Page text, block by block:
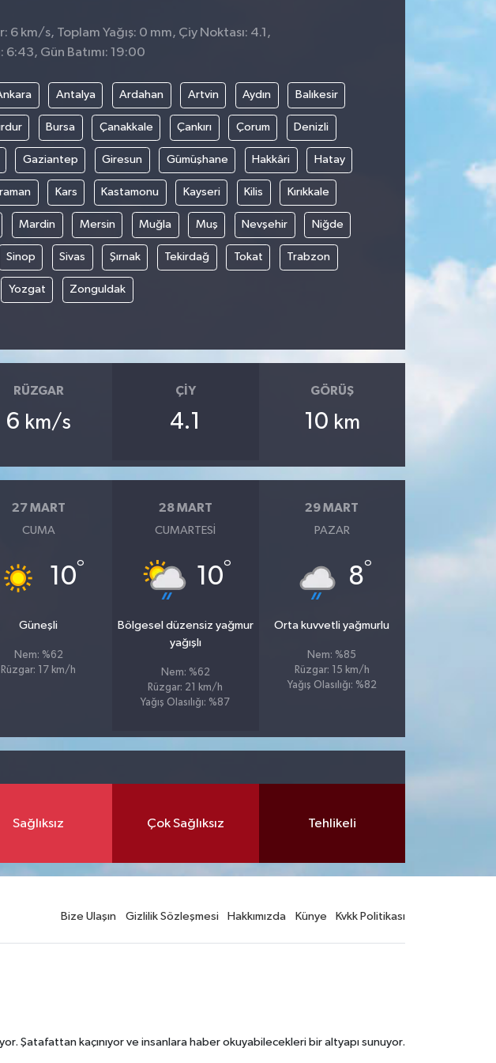
6 km/s, Toplam Yağış: 0 mm, Çiy Noktası: 4.1,
Gün Batımı: 19:00
Antalya Ardahan Artvin Aydın Balıkesir
Bursa Çanakkale Çankırı Çorum Denizli
Gaziantep Giresun Gümüşhane Hakkâri Hatay
Kars Kastamonu Kayseri Kilis Kırıkkale
Mardin Mersin Muğla Muş Nevşehir Niğde
Sinop Sivas Şırnak Tekirdağ Tokat Trabzon
Yozgat Zonguldak
RÜZGAR
6 km/s
ÇIY
4.1
GÖRÜŞ
10 km
27 MART
CUMA
10°
Güneşli
Nem: %62
Rüzgar: 17 km/h
28 MART
CUMARTESI
10°
Bölgesel düzensiz yağmur
yağışlı
Nem: %62
Rüzgar: 21 km/h
Yağış Olasılığı: %87
29 MART
PAZAR
8°
Orta kuvvetli yağmurlu
Nem: %85
Rüzgar: 15 km/h
Yağış Olasılığı: %82
Sağlıksız Çok Sağlıksız Tehlikeli
Bize Ulaşın Gizlilik Sözleşmesi Hakkımızda Künye Kvkk Politikası
Şatafattan kaçınıyor ve insanlara haber okuyabilecekleri bir altyapı sunuyor.